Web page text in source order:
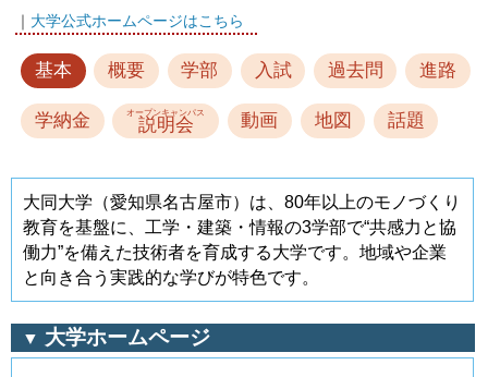
｜ 大学公式ホームページはこちら
基本 概要 学部 入試 過去問 進路
学納金 オープンキャンパス
説明会 動画 地図 話題
大同大学（愛知県名古屋市）は、80年以上のモノづくり
教育を基盤に、工学・建築・情報の3学部で“共感力と協
働力”を備えた技術者を育成する大学です。地域や企業
と向き合う実践的な学びが特色です。
▼ 大学ホームページ